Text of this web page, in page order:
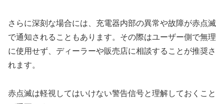
さらに深刻な場合には、充電器内部の異常や故障が赤点滅
で通知されることもあります。その際はユーザー側で無理
に使用せず、ディーラーや販売店に相談することが推奨さ
れます。
赤点滅は軽視してはいけない警告信号と理解しておくこと